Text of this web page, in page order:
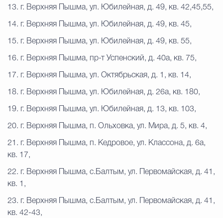
13. г. Верхняя Пышма, ул. Юбилейная, д. 49, кв. 42,45,55,
14. г. Верхняя Пышма, ул. Юбилейная, д. 49, кв. 45,
15. г. Верхняя Пышма, ул. Юбилейная, д. 49, кв. 55,
16. г. Верхняя Пышма, пр-т Успенский, д. 40а, кв. 75,
17. г. Верхняя Пышма, ул. Октябрьская, д. 1, кв. 14,
18. г. Верхняя Пышма, ул. Юбилейная, д. 26а, кв. 180,
19. г. Верхняя Пышма, ул. Юбилейная, д. 13, кв. 103,
20. г. Верхняя Пышма, п. Ольховка, ул. Мира, д. 5, кв. 4,
21. г. Верхняя Пышма, п. Кедровое, ул. Классона, д. 6а,
кв. 17,
22. г. Верхняя Пышма, с.Балтым, ул. Первомайская, д. 41,
кв. 1,
23. г. Верхняя Пышма, с.Балтым, ул. Первомайская, д. 41,
кв. 42-43,